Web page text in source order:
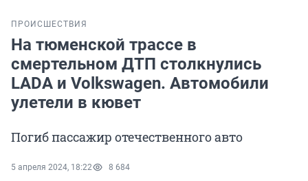
ПРОИСШЕСТВИЯ
На тюменской трассе в
смертельном ДТП столкнулись
LADA и Volkswagen. Автомобили
улетели в кювет
Погиб пассажир отечественного авто
5 апреля 2024, 18:22 8 684